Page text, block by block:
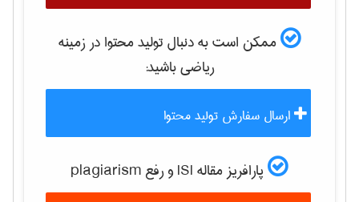
ممکن است به دنبال تولید محتوا در زمینه
رياضیباشید:
ارسال سفارش تولید محتوا
پارافریز مقاله ISI و رفع plagiarism